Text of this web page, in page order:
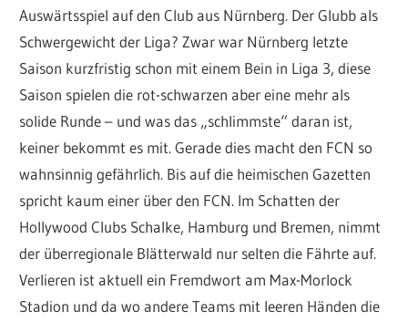
Auswärtsspiel auf den Club aus Nürnberg. Der Glubb als
Schwergewicht der Liga? Zwar war Nürnberg letzte
Saison kurzfristig schon mit einem Bein in Liga 3, diese
Saison spielen die rot-schwarzen aber eine mehr als
solide Runde – und was das „schlimmste“ daran ist,
keiner bekommt es mit. Gerade dies macht den FCN so
wahnsinnig gefährlich. Bis auf die heimischen Gazetten
spricht kaum einer über den FCN. Im Schatten der
Hollywood Clubs Schalke, Hamburg und Bremen, nimmt
der überregionale Blätterwald nur selten die Fährte auf.
Verlieren ist aktuell ein Fremdwort am Max-Morlock
Stadion und da wo andere Teams mit leeren Händen die